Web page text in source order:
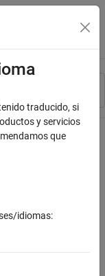
traducido, si
y servicios
que
idiomas: